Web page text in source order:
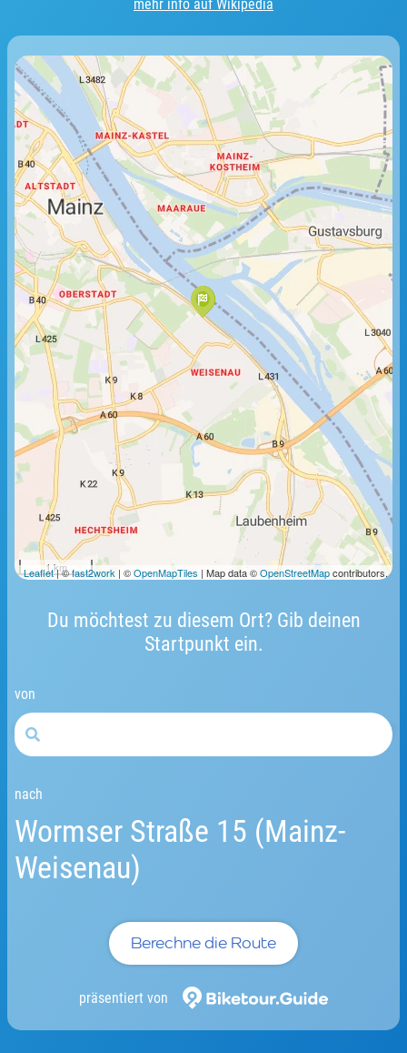
mehr info auf Wikipedia
Du möchtest zu diesem Ort? Gib deinen
Startpunkt ein.
von
nach
Wormser Straße 15 (Mainz-
Weisenau)
Berechne die Route
präsentiert von
1 km
Leaflet| ©fast2work | ©OpenMapTiles | Map data ©OpenStreetMapcontributors.